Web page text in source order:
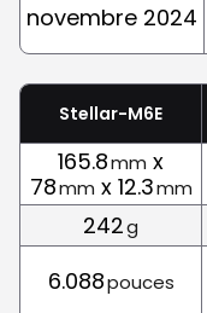
novembre 2024
Stellar-M6E
165.8mm x
78mm x 12.3mm
242g
6.088pouces